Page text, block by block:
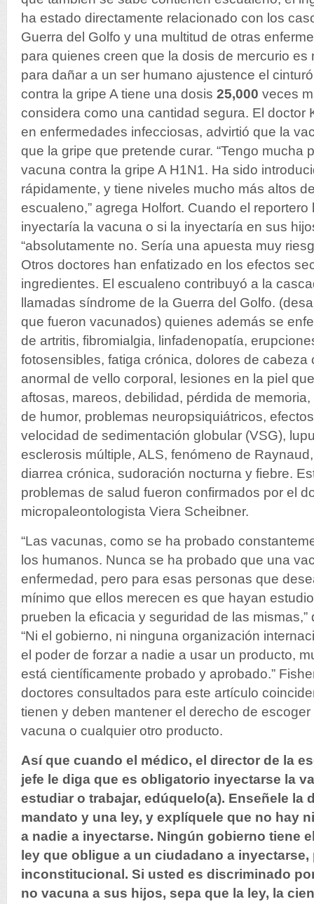
ha estado directamente relacionado con los
Guerra del Golfo y una multitud de otras
para quienes creen que la dosis de mercurio
para dañar a un ser humano ajustence el
contra la gripe A tiene una dosis 25,000 veces
considera como una cantidad segura. El doctor
en enfermedades infecciosas, advirtió que la
que la gripe que pretende curar. “Tengo mucha
vacuna contra la gripe A H1N1. Ha sido
rápidamente, y tiene niveles mucho más altos
escualeno,” agrega Holfort. Cuando el reportero
inyectaría la vacuna o si la inyectaría en sus
“absolutamente no. Sería una apuesta muy
Otros doctores han enfatizado en los efectos
ingredientes. El escualeno contribuyó a la
llamadas síndrome de la Guerra del Golfo.
que fueron vacunados) quienes además se
de artritis, fibromialgia, linfadenopatía,
fotosensibles, fatiga crónica, dolores de cabeza
anormal de vello corporal, lesiones en la piel
aftosas, mareos, debilidad, pérdida de
de humor, problemas neuropsiquiátricos,
velocidad de sedimentación globular (VSG),
esclerosis múltiple, ALS, fenómeno de
diarrea crónica, sudoración nocturna y fiebre.
problemas de salud fueron confirmados por el
micropaleontologista Viera Scheibner.
“Las vacunas, como se ha probado
los humanos. Nunca se ha probado que una
enfermedad, pero para esas personas que
mínimo que ellos merecen es que hayan
prueben la eficacia y seguridad de las
“Ni el gobierno, ni ninguna organización
el poder de forzar a nadie a usar un producto,
está científicamente probado y aprobado.”
doctores consultados para este artículo
tienen y deben mantener el derecho de
vacuna o cualquier otro producto.
Así que cuando el médico, el director de la
jefe le diga que es obligatorio inyectarse la
estudiar o trabajar, edúquelo(a). Enseñele la
mandato y una ley, y explíquele que no hay
a nadie a inyectarse. Ningún gobierno tiene
ley que obligue a un ciudadano a inyectarse,
inconstitucional. Si usted es discriminado
no vacuna a sus hijos, sepa que la ley, la